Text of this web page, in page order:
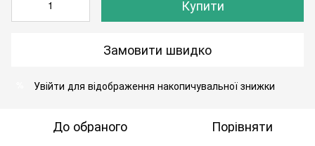
Купити
Замовити швидко
Увійти для відображення накопичувальної знижки
До обраного Порівняти